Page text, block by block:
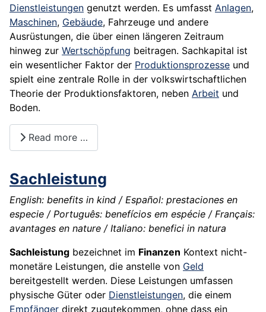
Dienstleistungen genutzt werden. Es umfasst Anlagen,
Maschinen, Gebäude, Fahrzeuge und andere
Ausrüstungen, die über einen längeren Zeitraum
hinweg zur Wertschöpfung beitragen. Sachkapital ist
ein wesentlicher Faktor der Produktionsprozesse und
spielt eine zentrale Rolle in der volkswirtschaftlichen
Theorie der Produktionsfaktoren, neben Arbeit und
Boden.
Read more …
Sachleistung
English: benefits in kind / Español: prestaciones en
especie / Português: benefícios em espécie / Français:
avantages en nature / Italiano: benefici in natura
Sachleistung bezeichnet im Finanzen Kontext nicht-
monetäre Leistungen, die anstelle von Geld
bereitgestellt werden. Diese Leistungen umfassen
physische Güter oder Dienstleistungen, die einem
Empfänger direkt zugutekommen, ohne dass ein